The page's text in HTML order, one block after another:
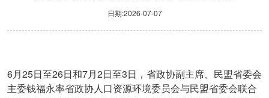
日期:2026-07-07
6月 25日至26日和7月 2日至3 日，省政协副主席、民盟省委会
主委钱福永率省政协人口资源环境委员会与民盟省委会联合